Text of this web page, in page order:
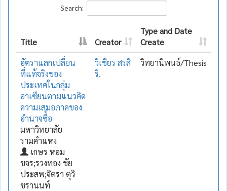
Search:
Title Creator
Type and Date
Create
อัตราแลกเปลี่ยน
ที่แท้จริงของ
ประเทศในกลุ่ม
อาเซียนตามแนวคิด
ความเสมอภาคของ
อำนาจซื้อ
มหาวิทยาลัย
รามคำแหง
เกษร หอม
ขจร;รวงทอง ชัย
ประสพ;จิตรา ตุวิ
ชรานนท์
วิเชียร สรสิ
ริ.
วิทยานิพนธ์/Thesis